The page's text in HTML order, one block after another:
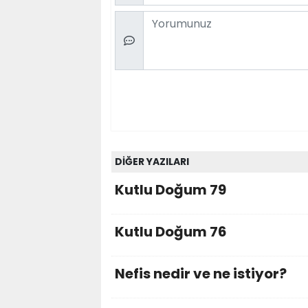
Comment
DİĞER YAZILARI
Kutlu Doğum 79
Kutlu Doğum 76
Nefis nedir ve ne istiyor?